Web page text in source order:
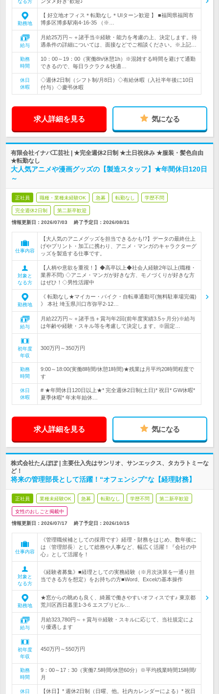
なる方
勤務地
【 好立地オフィス＊転勤なし＊UIターン歓迎 】 ■福岡県福岡市
博多区博多駅南4-16-35 （※…
給与
月給25万円～＋諸手当※経験・能力を考慮の上、決定します。待
遇条件の詳細については、面接などでご相談ください。※上記…
勤務
時間
10：00～19：00（実働8h/休憩1h）※混雑する時間を避けて通勤
できるので、毎日ラクラク＆快適…
休日
休暇
◇週休2日制（シフト制/月8日）◇有給休暇（入社半年後に10日
付与）◇慶弔休暇
求人詳細を見る 気になる
有限会社イナバ工芸社 | ★完全週休2日制 ★土日祝休み ★服装・髪色自由
★転勤なし
大人気アニメや漫画グッズの【製造スタッフ】★年間休日120日
～
正社員 職種・業種未経験OK 急募 転勤なし 学歴不問
完全週休2日制 第二新卒歓迎
情報更新日：2026/07/03 終了予定日： 2026/08/31
仕事内容
【大人気のアニメグッズを担当できるかも!?】データの最終仕上
げやプリント・加工に携わり、アニメ・マンガのキャラクターグ
ッズを製造する仕事です。
対象と
なる方
【人柄や意欲を重視！】◆高卒以上◆社会人経験2年以上(職種・
業界不問) ◇アニメ・マンガが好きな方、モノづくりが好きな方
はぜひ！◇男性活躍中
勤務地
《 転勤なし★マイカー・バイク・自転車通勤可(無料駐車場完備)
》 本社 埼玉県川口市弥平2-12…
給与
月給22万円～＋諸手当＋賞与年2回(前年度実績3.5ヶ月分)※給与
は年齢や経験・スキル等を考慮して決定します。※固定…
初年度
年収
300万円～350万円
勤務
時間
9:00～18:00(実働8時間/休憩1時間)★残業は月平均20時間程度で
す
休日
休暇
# ★年間休日120日以上★* 完全週休2日制(土日)* 祝日* GW休暇*
夏季休暇* 年末年始休…
求人詳細を見る 気になる
株式会社たんぽぽ | 主要仕入先はサンリオ、サンエックス、タカラトミーな
ど！
将来の管理部長として活躍！“オフェンシブ”な【経理財務】
正社員 業種未経験OK 急募 転勤なし 学歴不問 第二新卒歓迎
女性のおしごと掲載中
情報更新日：2026/07/17 終了予定日： 2026/10/15
仕事内容
《管理職候補としての採用です》経理・財務をはじめ、数年後に
は〈管理部長〉として総務や人事など、幅広く活躍！『会社の中
心』として活躍を！
対象と
なる方
《経験者募集》■経理としての実務経験（※月次決算を一通り担
当できる方を想定）をお持ちの方■Word、Excelの基本操作
勤務地
★窓からの眺めも良く、綺麗で働きやすいオフィスです♪ 東京都
荒川区西日暮里1-3-6 エスプリビル…
給与
月給323,780円～＋賞与※経験・スキルに応じて、当社規定によ
り優遇します
初年度
年収
450万円～550万円
勤務
時間
9：00～17：30（実働7.5時間/休憩60分）※平均残業時間15時間/
月
休日
【休日】* 週休2日制（日曜、他。社内カレンダーによる）* 祝日